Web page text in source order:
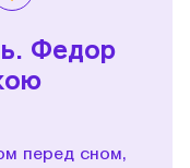
Федор
перед сном,